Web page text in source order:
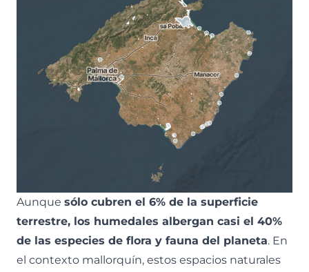
Aunque sólo cubren el 6% de la superficie
terrestre, los humedales albergan casi el 40%
de las especies de flora y fauna del planeta. En
el contexto mallorquín, estos espacios naturales